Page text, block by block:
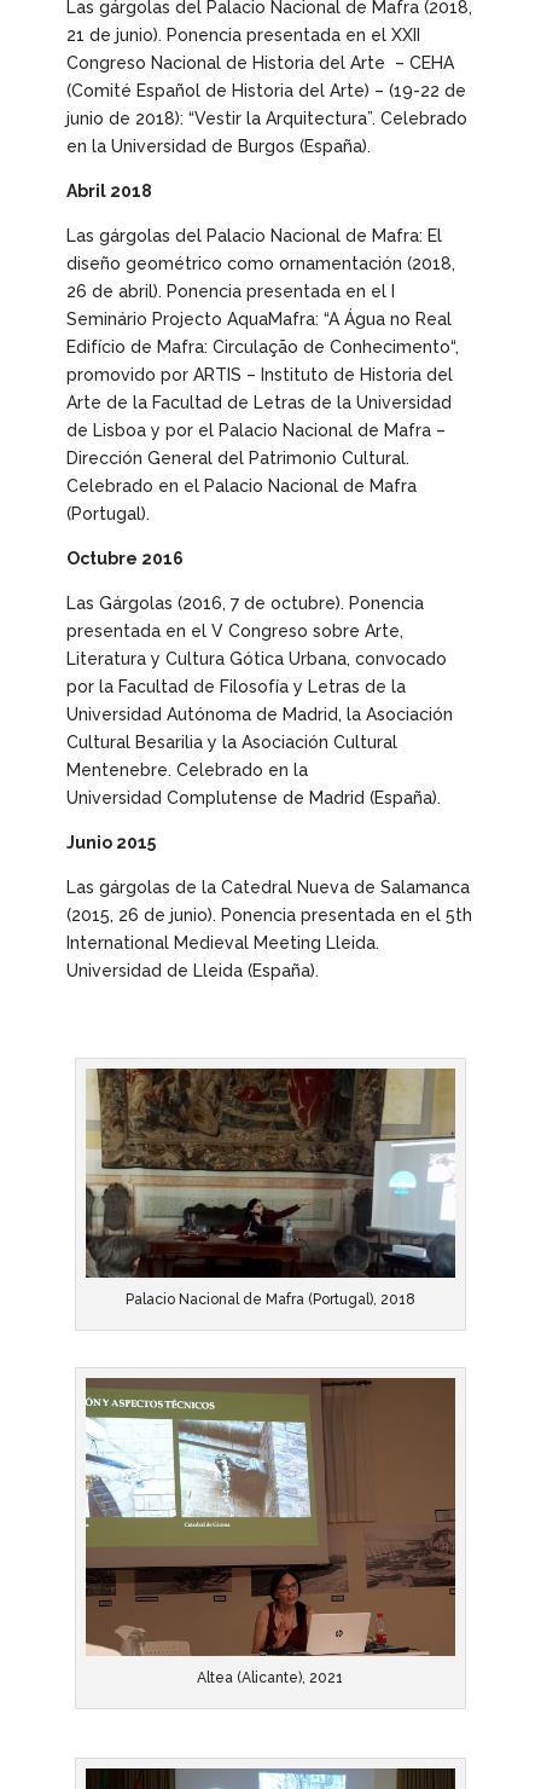
Las gárgolas del Palacio Nacional de Mafra(2018,
21 de junio). Ponencia presentada en el XXII
Congreso Nacional de Historia del Arte – CEHA
(Comité Español de Historia del Arte) – (19-22 de
junio de 2018): “Vestir la Arquitectura”. Celebrado
en la Universidad de Burgos (España).
Abril 2018
Las gárgolas del Palacio Nacional de Mafra: El
diseño geométrico como ornamentación (2018,
26 de abril). Ponencia presentada en el I
Seminário Projecto AquaMafra: “A Água no Real
Edifício de Mafra: Circulação de Conhecimento“,
promovido por ARTIS – Instituto de Historia del
Arte de la Facultad de Letras de la Universidad
de Lisboa y por el Palacio Nacional de Mafra –
Dirección General del Patrimonio Cultural.
Celebrado en el Palacio Nacional de Mafra
(Portugal).
Octubre 2016
Las Gárgolas (2016, 7 de octubre). Ponencia
presentada en el V Congreso sobre Arte,
Literatura y Cultura Gótica Urbana, convocado
por la Facultad de Filosofía y Letras de la
Universidad Autónoma de Madrid, la Asociación
Cultural Besarilia y la Asociación Cultural
Mentenebre. Celebrado en la
Universidad Complutense de Madrid (España).
Junio 2015
Las gárgolas de la Catedral Nueva de Salamanca
(2015, 26 de junio). Ponencia presentada en el 5th
International Medieval Meeting Lleida.
Universidad de Lleida (España).
Palacio Nacional de Mafra (Portugal), 2018
Altea (Alicante), 2021